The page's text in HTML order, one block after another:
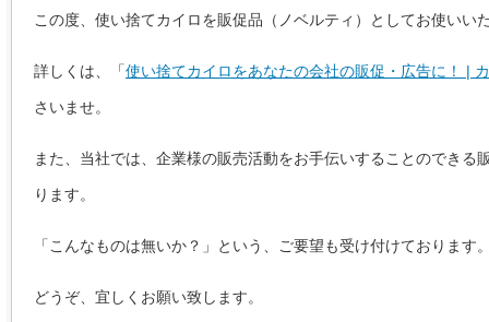
この度、使い捨てカイロを販促品（ノベルティ）としてお使いい
詳しくは、「使い捨てカイロをあなたの会社の販促・広告に！ |
さいませ。
また、当社では、企業様の販売活動をお手伝いすることのできる
ります。
「こんなものは無いか？」という、ご要望も受け付けております
どうぞ、宜しくお願い致します。